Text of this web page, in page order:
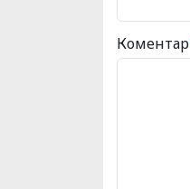
Коментар